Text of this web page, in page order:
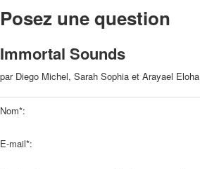
Posez une question
Immortal Sounds
par Diego Michel, Sarah Sophia et Arayael Eloha
Nom*:
E-mail*: